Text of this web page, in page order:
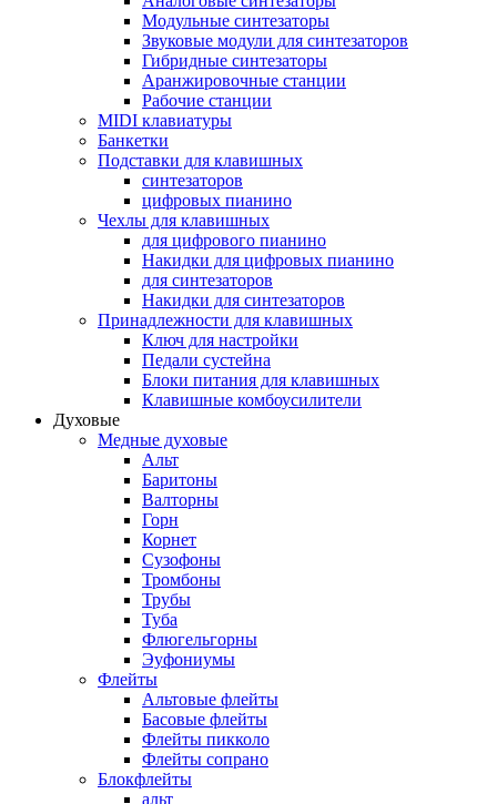
Модульные синтезаторы
Звуковые модули для синтезаторов
Гибридные синтезаторы
Аранжировочные станции
Рабочие станции
MIDI клавиатуры
Банкетки
Подставки для клавишных
синтезаторов
цифровых пианино
Чехлы для клавишных
для цифрового пианино
Накидки для цифровых пианино
для синтезаторов
Накидки для синтезаторов
Принадлежности для клавишных
Ключ для настройки
Педали сустейна
Блоки питания для клавишных
Клавишные комбоусилители
Духовые
Медные духовые
Альт
Баритоны
Валторны
Горн
Корнет
Сузофоны
Тромбоны
Трубы
Туба
Флюгельгорны
Эуфониумы
Флейты
Альтовые флейты
Басовые флейты
Флейты пикколо
Флейты сопрано
Блокфлейты
альт